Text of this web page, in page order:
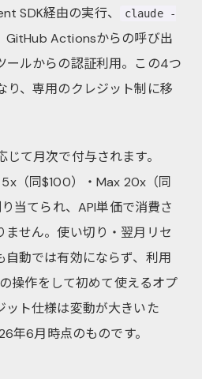
SDK経由の実行、
claude -
GitHub Actionsからの呼び出
ールからの認証利用。この4つ
り、専用のクレジット制に移
て月次で付与されます。
（同$100）・Max 20x（同
当てられ、API単価で消費さ
ません。使い切り・翌月リセ
自動では有効にならず、利用
操作をして初めて使えるオプ
ット仕様は変動が大きいた
年6月時点のものです。